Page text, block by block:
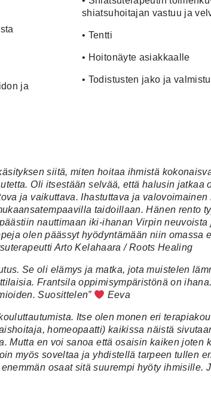
ja
shiatsuhoitajan vastuu ja
• Tentti
• Hoitonäyte asiakkaalle
• Todistusten jako ja
siitä, miten hoitaa ihmistä
Oli itsestään selvää, että halusin jatkaa
ja vaikuttava. Ihastuttava ja valovoimainen
taidoillaan. Hänen rento
nauttimaan iki-ihanan Virpin
olen päässyt hyödyntämään niin omassa
Arto Kelahaara / Roots Healing
Se oli elämys ja matka, jota muistelen
Frantsila oppimisympäristönä on
Suosittelen”
Eeva
Itse olen monen eri
homeopaatti) kaikissa näistä
Mutta en voi sanoa että osaisin kaiken joten
myös soveltaa ja yhdistellä tarpeen tullen
osaat sitä suurempi hyöty ihmisille.